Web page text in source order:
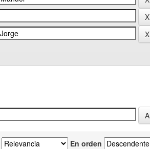
En orden